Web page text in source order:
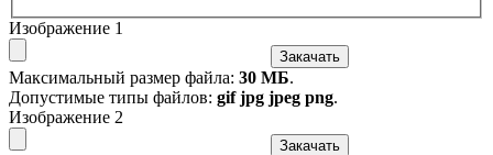
Изображение 1
Закачать
Максимальный размер файла: 30 МБ.
Допустимые типы файлов: gif jpg jpeg png.
Изображение 2
Закачать